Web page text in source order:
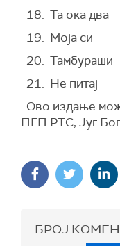
18. Та ока два
19. Моја си
20. Тамбураши
21. Не питај
Ово издање
ПГП РТС, Југ
БРОЈ